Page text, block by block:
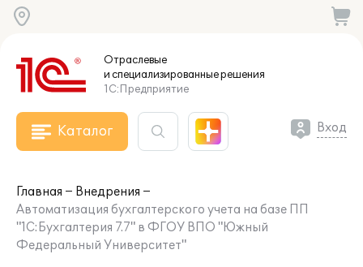
Отраслевые
и специализированныерешения
1С:Предприятие
Каталог Вход
Главная
Внедрения
Автоматизация бухгалтерского учета на базе ПП
"1С:Бухгалтерия 7.7" в ФГОУ ВПО "Южный
Федеральный Университет"